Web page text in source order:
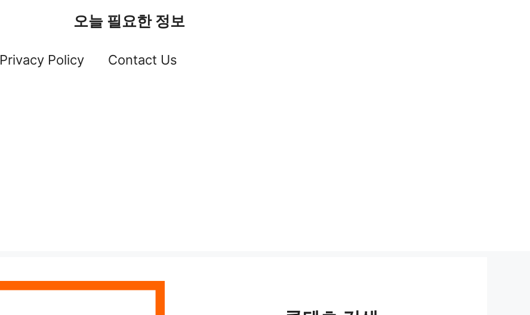
오늘 필요한 정보
Privacy Policy Contact Us